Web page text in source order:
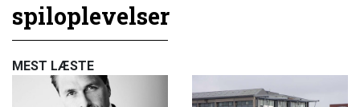
spiloplevelser
MEST LÆSTE